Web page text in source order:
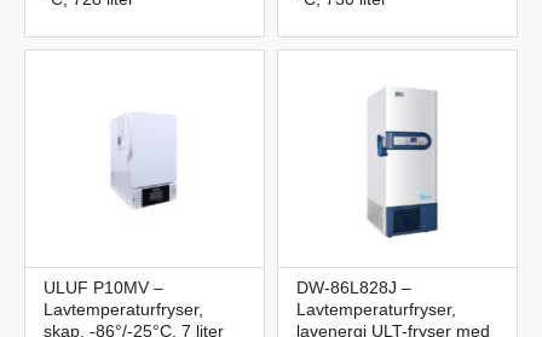
ULUF P10MV –
Lavtemperaturfryser,
skap, -86°/-25°C, 7 liter
DW-86L828J –
Lavtemperaturfryser,
lavenergi ULT-fryser med